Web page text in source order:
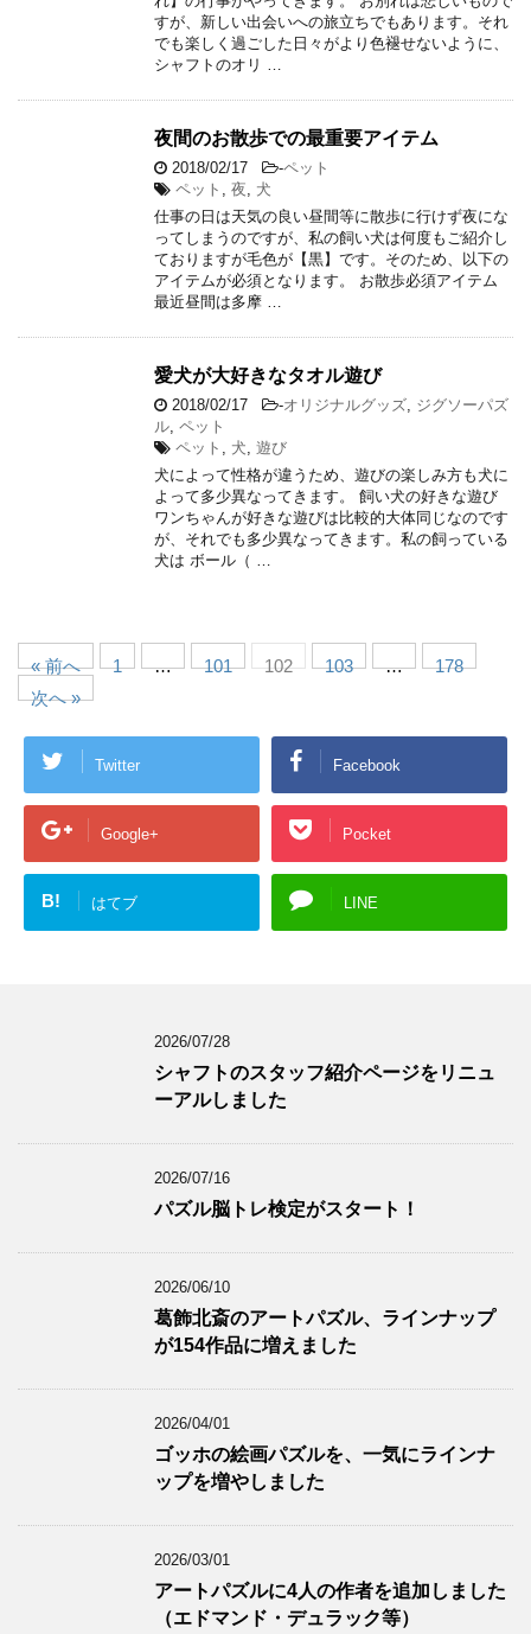
すが、新しい出会いへの旅立ちでもあります。それ
でも楽しく過ごした日々がより色褪せないように、
シャフトのオリ …
夜間のお散歩での最重要アイテム
2018/02/17 -ペット
ペット , 夜, 犬
仕事の日は天気の良い昼間等に散歩に行けず夜にな
ってしまうのですが、私の飼い犬は何度もご紹介し
ておりますが毛色が【黒】です。そのため、以下の
アイテムが必須となります。 お散歩必須アイテム
最近昼間は多摩 …
愛犬が大好きなタオル遊び
2018/02/17 -オリジナルグッズ, ジグソーパズ
ル, ペット
ペット , 犬, 遊び
犬によって性格が違うため、遊びの楽しみ方も犬に
よって多少異なってきます。 飼い犬の好きな遊び
ワンちゃんが好きな遊びは比較的大体同じなのです
が、それでも多少異なってきます。私の飼っている
犬は ボール（ …
« 前へ 1 … 101 102 103 …
178
次へ »
Twitter Facebook
Google+ Pocket
B! はてブ LINE
2026/07/28
シャフトのスタッフ紹介ページをリニュ
ーアルしました
2026/07/16
パズル脳トレ検定がスタート！
2026/06/10
葛飾北斎のアートパズル、ラインナップ
が154作品に増えました
2026/04/01
ゴッホの絵画パズルを、一気にラインナ
ップを増やしました
2026/03/01
アートパズルに4人の作者を追加しました
（エドマンド・デュラック等）